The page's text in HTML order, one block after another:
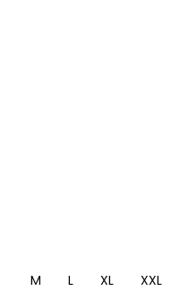
M L XL XXL